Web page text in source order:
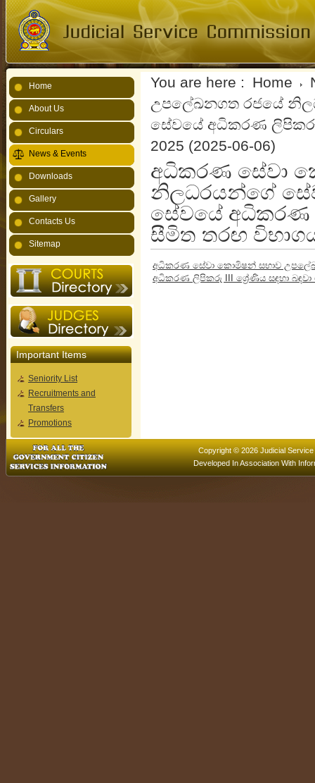
You are here : Home
උපලේඛනගත රජයේ
සේවයේ අධිකරණ ලිපිකරු
2025 (2025-06-06)
අධිකරණ සේවා
නිලධරයන්ගේ
සේවයේ අධිකරණ
සීමිත තරඟ විභාගය
අධිකරණ සේවා ‌කොමිෂන් සභාව
අධිකරණ ලිපිකරු III ශ්‍රේණිය සඳහා බඳවා
Home
About Us
Circulars
News & Events
Downloads
Gallery
Contacts Us
Sitemap
Important Items
Seniority List
Recruitments and
Transfers
Promotions
Copyright © 2026 Judicial
Developed In Association With